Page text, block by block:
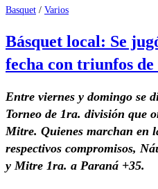
Basquet / Varios
Básquet local: Se
fecha con triunfos
Entre viernes y domingo se
Torneo de 1ra. división que
Mitre. Quienes marchan en
respectivos compromisos,
y Mitre 1ra. a Paraná +35.